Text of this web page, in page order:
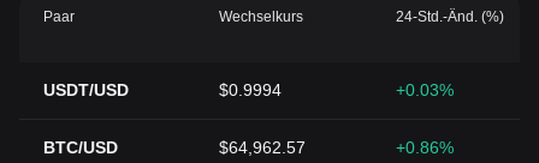
Paar Wechselkurs 24-Std.-Änd. (%)
USDT/USD $0.9994 +0.03%
BTC/USD $64,962.57 +0.86%